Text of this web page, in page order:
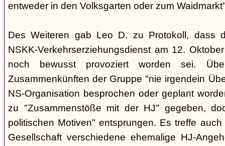
entweder in den Volksgarten oder zum
Des Weiteren gab Leo D. zu Protokoll, dass
NSKK-Verkehrserziehungsdienst am 12.
noch bewusst provoziert worden sei.
Zusammenkünften der Gruppe "nie irgendein
NS-Organisation besprochen oder geplant
zu "Zusammenstöße mit der HJ" gegeben,
politischen Motiven" entsprungen. Es treffe
Gesellschaft verschiedene ehemalige HJ-